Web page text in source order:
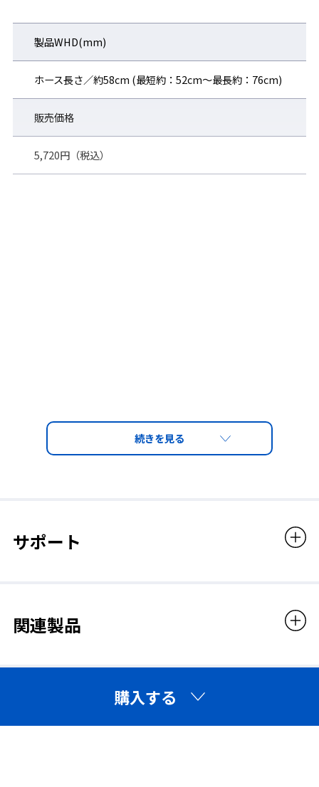
製品WHD(mm)
ホース長さ／約58cm (最短約：52cm～最長約：76cm)
販売価格
5,720円（税込）
サポート
関連製品
購入する